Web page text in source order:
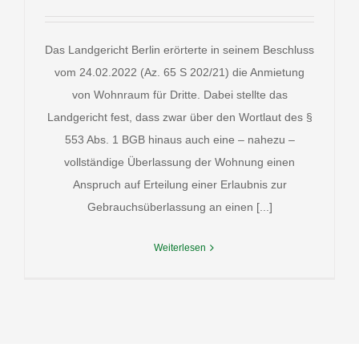
Das Landgericht Berlin erörterte in seinem Beschluss
vom 24.02.2022 (Az. 65 S 202/21) die Anmietung
von Wohnraum für Dritte. Dabei stellte das
Landgericht fest, dass zwar über den Wortlaut des §
553 Abs. 1 BGB hinaus auch eine – nahezu –
vollständige Überlassung der Wohnung einen
Anspruch auf Erteilung einer Erlaubnis zur
Gebrauchsüberlassung an einen [...]
Weiterlesen